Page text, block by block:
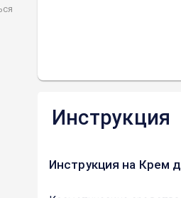
Инструкция
Инструкция на Крем